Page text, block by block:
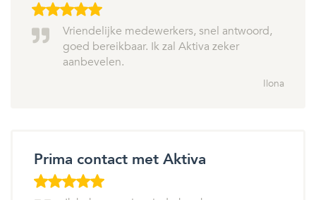
Vriendelijke medewerkers, snel antwoord,
goed bereikbaar. Ik zal Aktiva zeker
aanbevelen.
Ilona
Prima contact met Aktiva